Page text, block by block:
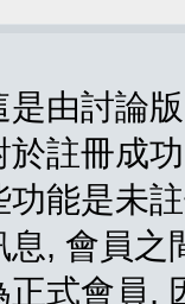
由討論
註冊成
能是未
, 會員
式會員,